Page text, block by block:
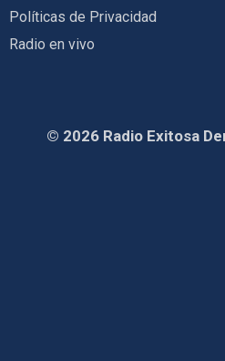
Políticas de Privacidad
Radio en vivo
© 2026 Radio Exitosa